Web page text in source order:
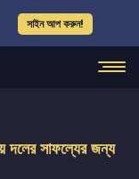
সাইন আপ করুন!
দলের সাফল্যের জন্য